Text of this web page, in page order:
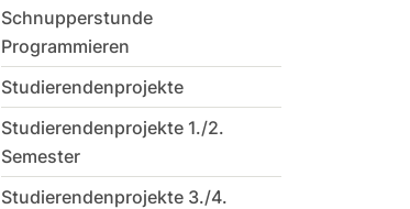
Schnupperstunde
Programmieren
Studierendenprojekte
Studierendenprojekte 1./2.
Semester
Studierendenprojekte 3./4.